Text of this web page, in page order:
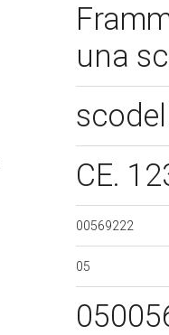
una
CE.
00569222
05